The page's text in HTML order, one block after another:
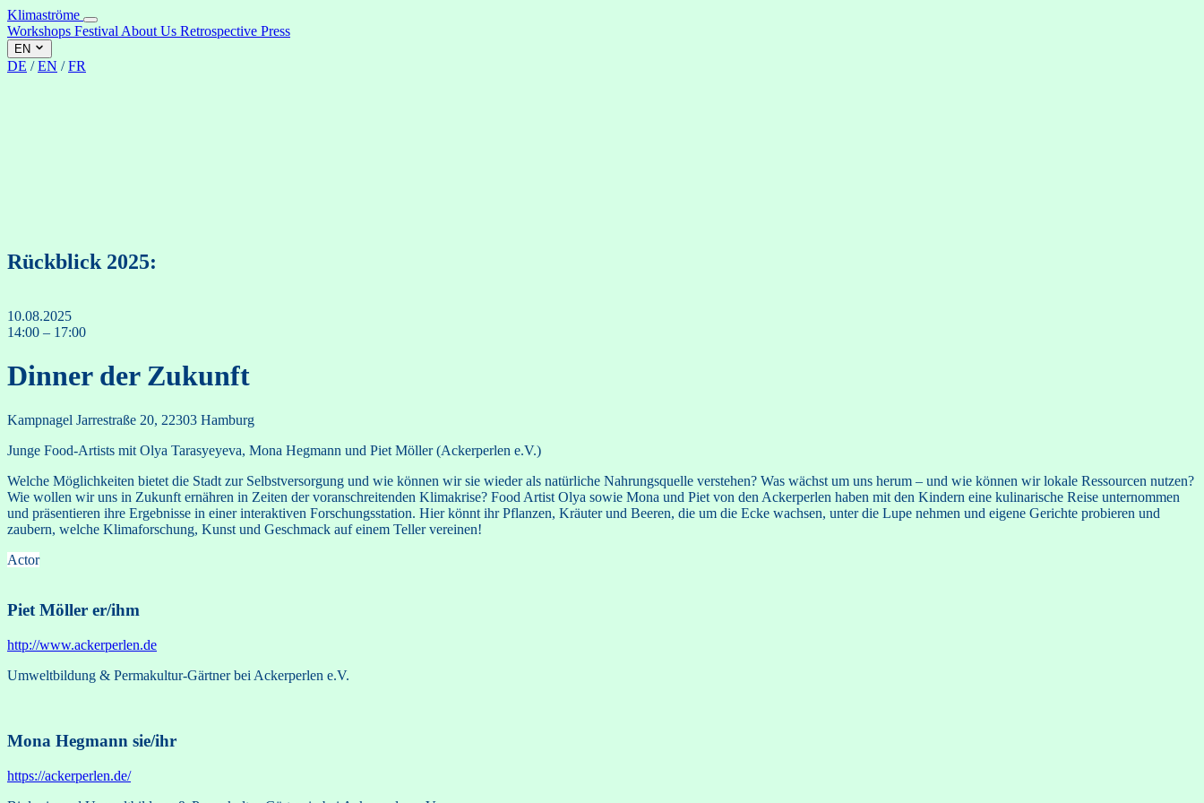
Klimaströme
Workshops Festival About Us Retrospective Press
EN
DE / EN / FR
Rückblick 2025:
10.08.2025
14:00 – 17:00
Dinner der Zukunft
Kampnagel Jarrestraße 20, 22303 Hamburg
Junge Food-Artists mit Olya Tarasyeyeva, Mona Hegmann und Piet Möller (Ackerperlen e.V.)
Welche Möglichkeiten bietet die Stadt zur Selbstversorgung und wie können wir sie wieder als natürliche Nahrungsquelle verstehen? Was wächst um uns herum – und wie können wir lokale Ressourcen nutzen?
Wie wollen wir uns in Zukunft ernähren in Zeiten der voranschreitenden Klimakrise? Food Artist Olya sowie Mona und Piet von den Ackerperlen haben mit den Kindern eine kulinarische Reise unternommen
und präsentieren ihre Ergebnisse in einer interaktiven Forschungsstation. Hier könnt ihr Pflanzen, Kräuter und Beeren, die um die Ecke wachsen, unter die Lupe nehmen und eigene Gerichte probieren und
zaubern, welche Klimaforschung, Kunst und Geschmack auf einem Teller vereinen!
Actor
Piet Möller er/ihm
http://www.ackerperlen.de
Umweltbildung & Permakultur-Gärtner bei Ackerperlen e.V.
Mona Hegmann sie/ihr
https://ackerperlen.de/